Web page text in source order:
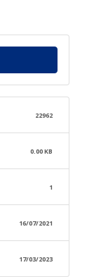
22962
0.00 KB
1
16/07/2021
17/03/2023